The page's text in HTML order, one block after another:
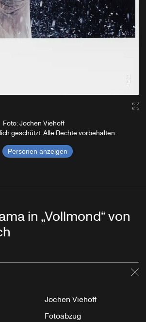
Foto: Jochen Viehoff
geschützt. Alle Rechte vorbehalten.
Personen anzeigen
in „Vollmond“ von
Jochen Viehoff
Fotoabzug